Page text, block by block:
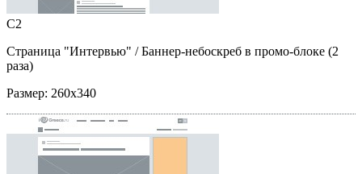
C2
Страница "Интервью" / Баннер-небоскреб в промо-блоке (2
раза)
Размер: 260x340